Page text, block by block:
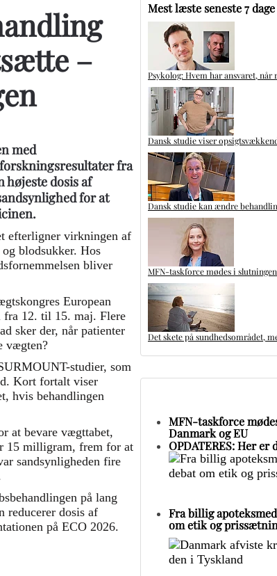
–
med
fra
højeste dosis af
for at
efterligner virkningen af
blodsukker. Hos
bliver
European
fra 12. til 15. maj. Flere
sker der, når patienter
vægten?
studier, som
Kort fortalt viser
hvis behandlingen
at bevare vægttabet,
15 milligram, frem for at
sandsynligheden fire
på lang
reducerer dosis af
på ECO 2026.
Mest læste seneste 7 dage
Psykolog: Hvem har ansvaret,
Dansk studie viser
Dansk studie kan ændre
MFN-taskforce mødes i
Det skete på sundhedsområdet,
MFN-taskforce
Danmark og EU
OPDATERES: Her
Fra billig
om etik og